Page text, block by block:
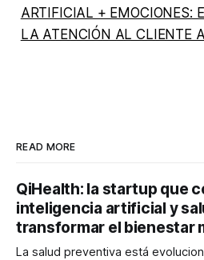
ARTIFICIAL + EMOCIONES:
LA ATENCIÓN AL CLIENTE
READ MORE
QiHealth: la startup que
inteligencia artificial y
transformar el bienestar
La salud preventiva está